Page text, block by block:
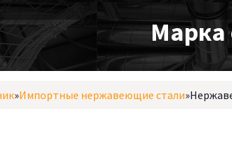
Марка
»Импортные нержавеющие стали»